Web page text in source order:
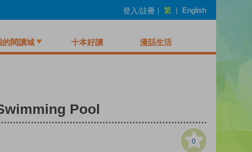
登入/註冊 | 繁 | English
的閱讀城 十本好讀 漫話生活
Pool
0